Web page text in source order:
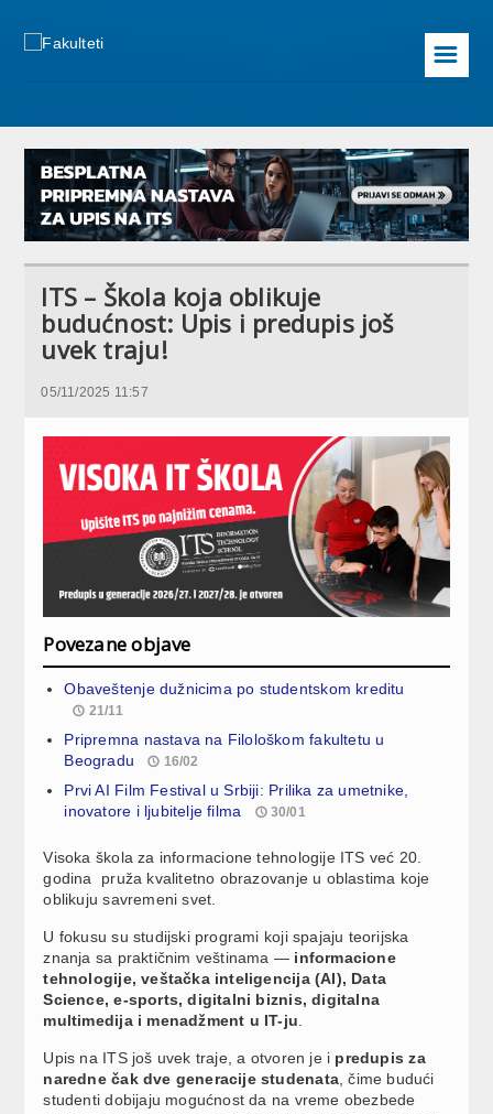
☰
ITS – Škola koja oblikuje
budućnost: Upis i predupis još
uvek traju!
05/11/2025 11:57
Povezane objave
Obaveštenje dužnicima po studentskom kreditu
21/11
Pripremna nastava na Filološkom fakultetu u
Beogradu
16/02
Prvi AI Film Festival u Srbiji: Prilika za umetnike,
inovatore i ljubitelje filma
30/01
Visoka škola za informacione tehnologije ITS već 20.
godina pruža kvalitetno obrazovanje u oblastima koje
oblikuju savremeni svet.
U fokusu su studijski programi koji spajaju teorijska
znanja sa praktičnim veštinama — informacione
tehnologije, veštačka inteligencija (AI), Data
Science, e-sports, digitalni biznis, digitalna
multimedija i menadžment u IT-ju
Upis na ITS još uvek traje, a otvoren je i predupis za
naredne čak dve generacije studenata, čime budući
studenti dobijaju mogućnost da na vreme obezbede